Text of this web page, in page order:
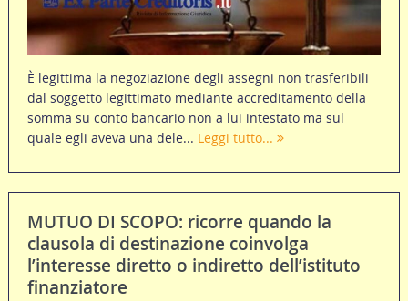
È legittima la negoziazione degli assegni non trasferibili
dal soggetto legittimato mediante accreditamento della
somma su conto bancario non a lui intestato ma sul
quale egli aveva una dele... Leggi tutto...
MUTUO DI SCOPO: ricorre quando la
clausola di destinazione coinvolga
l’interesse diretto o indiretto dell’istituto
finanziatore